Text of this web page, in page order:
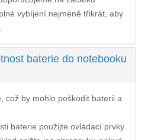
vybíjení nejméně třikrát, aby
baterie do notebooku
což by mohlo poškodit baterii a
baterie použijte ovládací prvky